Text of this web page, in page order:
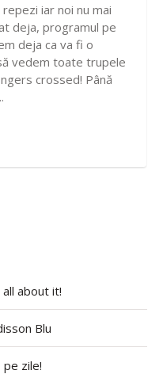
iar noi nu mai
deja, programul pe
deja ca va fi o
vedem toate trupele
crossed! Până
about it!
Blu
zile!